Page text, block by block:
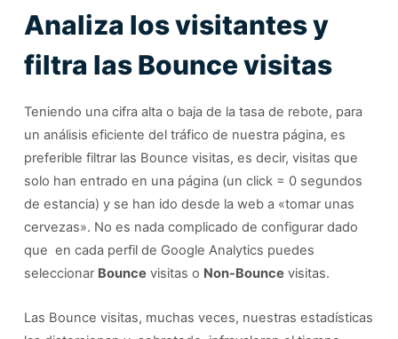
Analiza los visitantes y
filtra las Bounce visitas
Teniendo una cifra alta o baja de la tasa de rebote, para
un análisis eficiente del tráfico de nuestra página, es
preferible filtrar las Bounce visitas, es decir, visitas que
solo han entrado en una página (un click = 0 segundos
de estancia) y se han ido desde la web a «tomar unas
cervezas». No es nada complicado de configurar dado
que en cada perfil de Google Analytics puedes
seleccionar Bounce visitas o Non-Bounce visitas.
Las Bounce visitas, muchas veces, nuestras estadísticas